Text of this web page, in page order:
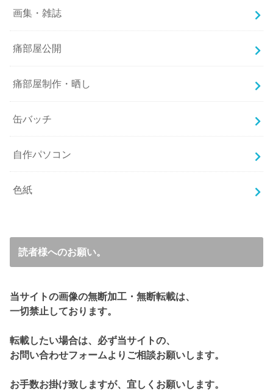
画集・雑誌
痛部屋公開
痛部屋制作・晒し
缶バッチ
自作パソコン
色紙
読者様へのお願い。
当サイトの画像の無断加工・無断転載は、
一切禁止しております。
転載したい場合は、必ず当サイトの、
お問い合わせフォームよりご相談お願いします。
お手数お掛け致しますが、宜しくお願いします。